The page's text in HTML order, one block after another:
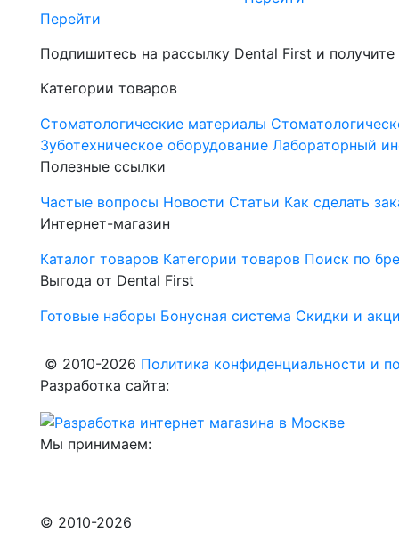
Перейти
Подпишитесь на рассылку Dental First и
Категории товаров
Стоматологические материалы
Зуботехническое оборудование Лабораторный
Полезные ссылки
Частые вопросы Новости Статьи Как сделать
Интернет-магазин
Каталог товаров Категории товаров Поиск по
Выгода от Dental First
Готовые наборы Бонусная система Скидки и
© 2010-2026 Политика конфиденциальности и
Разработка сайта:
Мы принимаем:
© 2010-2026